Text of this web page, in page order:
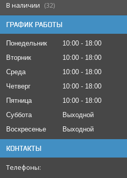
В наличии
32
ГРАФИК РАБОТЫ
Понедельник 10:00
18:00
Вторник
10:00
18:00
Среда
10:00
18:00
Четверг
10:00
18:00
Пятница
10:00
18:00
Суббота
Выходной
Воскресенье
Выходной
КОНТАКТЫ